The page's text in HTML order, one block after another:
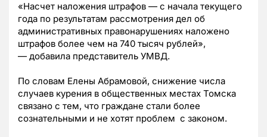
«Насчет наложения штрафов — с начала текущего
года по результатам рассмотрения дел об
административных правонарушениях наложено
штрафов более чем на 740 тысяч рублей»,
— добавила представитель УМВД.
По словам Елены Абрамовой, снижение числа
случаев курения в общественных местах Томска
связано с тем, что граждане стали более
сознательными и не хотят проблем с законом.